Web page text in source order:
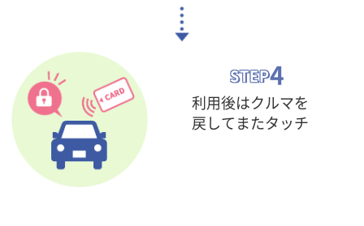
STEP4
利用後はクルマを
戻してまたタッチ